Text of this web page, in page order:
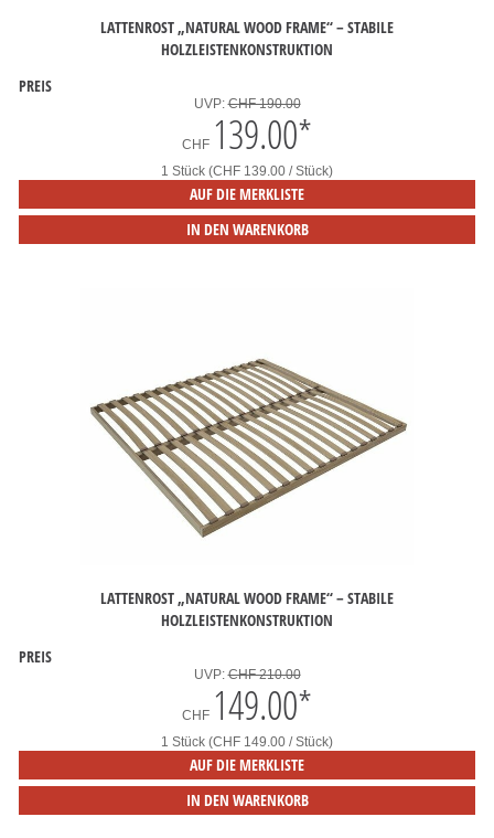
LATTENROST „NATURAL WOOD FRAME“ – STABILE
HOLZLEISTENKONSTRUKTION
PREIS
UVP:CHF 190.00
CHF 139.00*
1 Stück (CHF 139.00 / Stück)
AUF DIE MERKLISTE
IN DEN WARENKORB
LATTENROST „NATURAL WOOD FRAME“ – STABILE
HOLZLEISTENKONSTRUKTION
PREIS
UVP:CHF 210.00
CHF 149.00*
1 Stück (CHF 149.00 / Stück)
AUF DIE MERKLISTE
IN DEN WARENKORB